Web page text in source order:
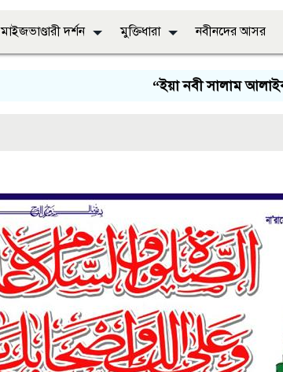
মাইজভাণ্ডারী দর্শন মুক্তিধারা নবীনদের আসর
“ইয়া নবী সালাম আলাইকা,